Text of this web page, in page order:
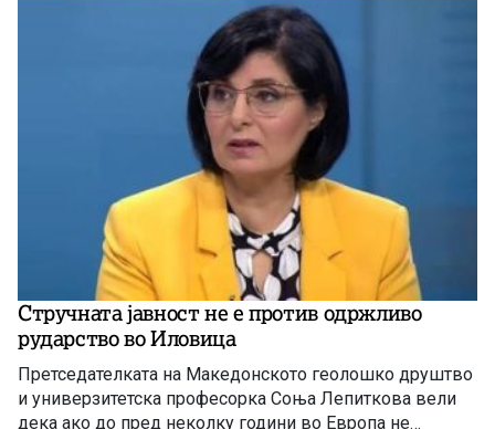
Стручната јавност не е против одржливо
рударство во Иловица
Претседателката на Македонското геолошко друштво
и универзитетска професорка Соња Лепиткова вели
дека ако до пред неколку години во Европа не